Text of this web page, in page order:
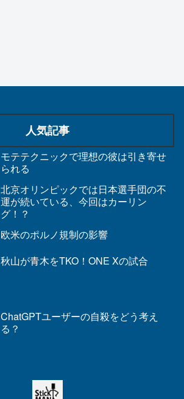
人気記事
モテテクニックで理想の彼は引き寄せ
られる
北京オリンピックでは日本選手団の不
運が続いている、今回はカーリン
グ！？
欧米のポルノ規制の影響
秋山が青木をTKO！ONE Xの試合
ChatGPTユーザーの自殺をどう考え
る？